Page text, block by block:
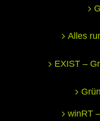
Alles
EXIST –
winRT